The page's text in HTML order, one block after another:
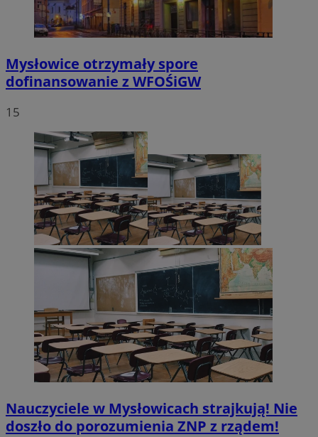
Mysłowice otrzymały spore
dofinansowanie z WFOŚiGW
15
Nauczyciele w Mysłowicach strajkują! Nie
doszło do porozumienia ZNP z rządem!